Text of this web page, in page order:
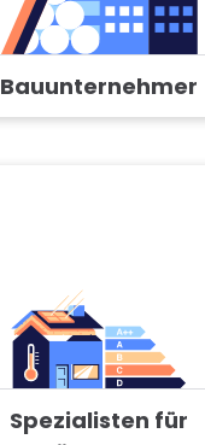
Bauunternehmer
Spezialisten für